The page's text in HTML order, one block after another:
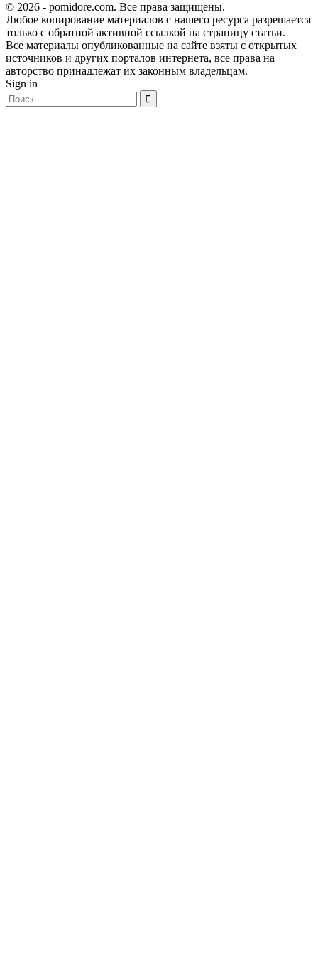
© 2026 - pomidore.com. Все права защищены.
Любое копирование материалов с нашего ресурса разрешается
только с обратной активной ссылкой на страницу статьи.
Все материалы опубликованные на сайте взяты с открытых
источников и других порталов интернета, все права на
авторство принадлежат их законным владельцам.
Sign in